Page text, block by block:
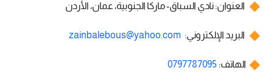
العنوان: نادي السباق- ماركا الجنوبية، عمان، الأردن
البريد الإلكتروني:
الهاتف: 0797787095